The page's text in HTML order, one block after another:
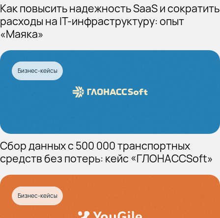
Как повысить надежность SaaS и сократить
расходы на IT-инфраструктуру: опыт
«Маяка»
Бизнес-кейсы
Сбор данных с 500 000 транспортных
средств без потерь: кейс «ГЛОНАССSoft»
Бизнес-кейсы